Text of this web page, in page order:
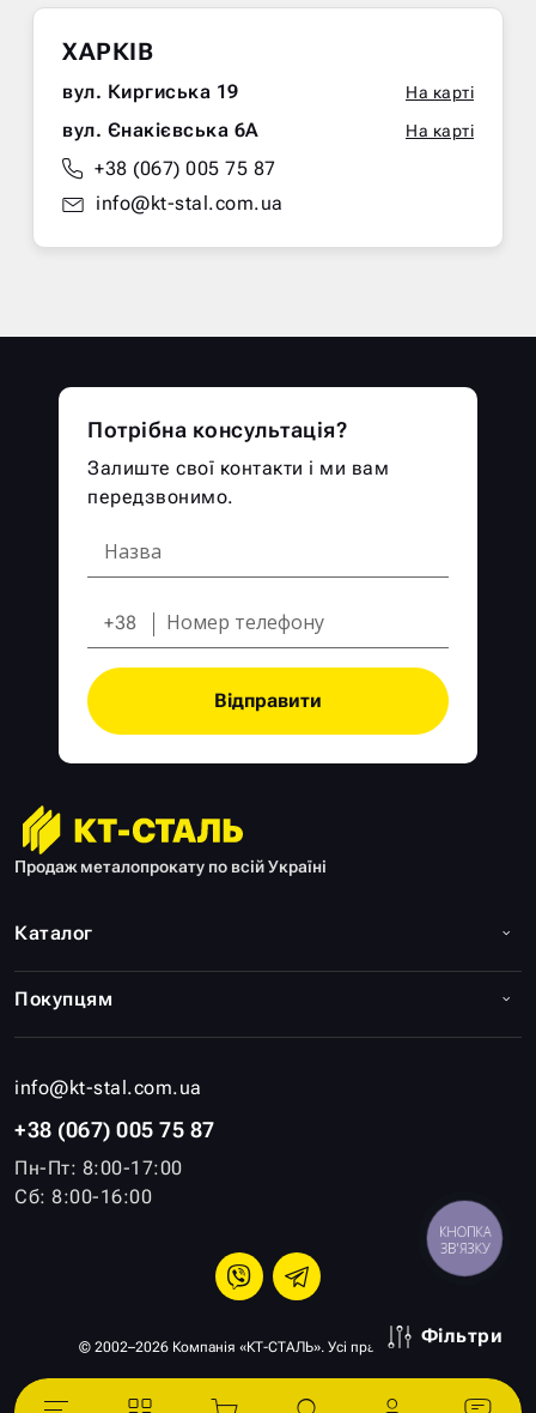
Фільтри
ХАРКІВ
вул. Киргиська 19 На карті
вул. Єнакієвська 6А На карті
+38 (067) 005 75 87
info@kt-stal.com.ua
Продаж металопрокату по всій Україні
info@kt-stal.com.ua
+38 (067) 005 75 87
Пн-Пт: 8:00-17:00
Сб: 8:00-16:00
Каталог
Покупцям
Потрібна консультація?
Залиште свої контакти і ми вам
передзвонимо.
+38
Відправити
© 2002–2026 Компанія «КТ-СТАЛЬ». Усі права захищені.
КНОПКА
ЗВ'ЯЗКУ